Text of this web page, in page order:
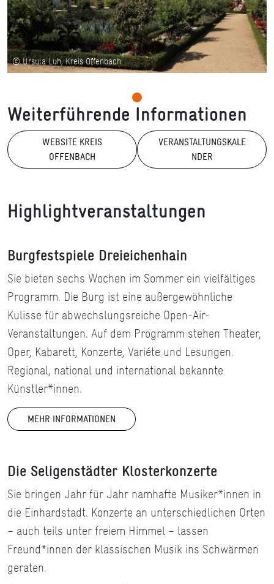
© Ursula Luh, Kreis Offenbach
Weiterführende Informationen
WEBSITE KREIS
OFFENBACH
VERANSTALTUNGSKALE
NDER
Highlightveranstaltungen
Burgfestspiele Dreieichenhain
Sie bieten sechs Wochen im Sommer ein vielfältiges
Programm. Die Burg ist eine außergewöhnliche
Kulisse für abwechslungsreiche Open-Air-
Veranstaltungen. Auf dem Programm stehen Theater,
Oper, Kabarett, Konzerte, Variéte und Lesungen.
Regional, national und international bekannte
Künstler*innen.
MEHR INFORMATIONEN
Die Seligenstädter Klosterkonzerte
Sie bringen Jahr für Jahr namhafte Musiker*innen in
die Einhardstadt. Konzerte an unterschiedlichen Orten
– auch teils unter freiem Himmel – lassen
Freund*innen der klassischen Musik ins Schwärmen
geraten.